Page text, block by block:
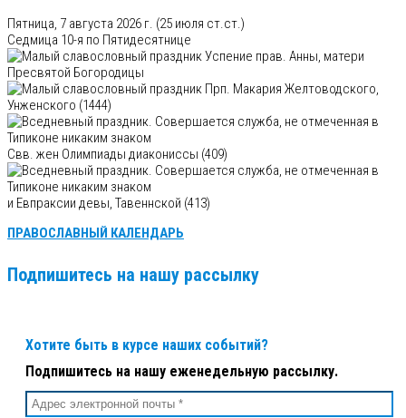
Пятница, 7 августа 2026 г. (25 июля ст.ст.)
Седмица 10-я по Пятидесятнице
Успение прав. Анны, матери
Пресвятой Богородицы
Прп. Макария Желтоводского,
Унженского (1444)
Свв. жен Олимпиады диакониссы (409)
и Евпраксии девы, Тавеннской (413)
ПРАВОСЛАВНЫЙ КАЛЕНДАРЬ
Подпишитесь на нашу рассылку
Хотите быть в курсе наших событий?
Подпишитесь на нашу еженедельную рассылку.